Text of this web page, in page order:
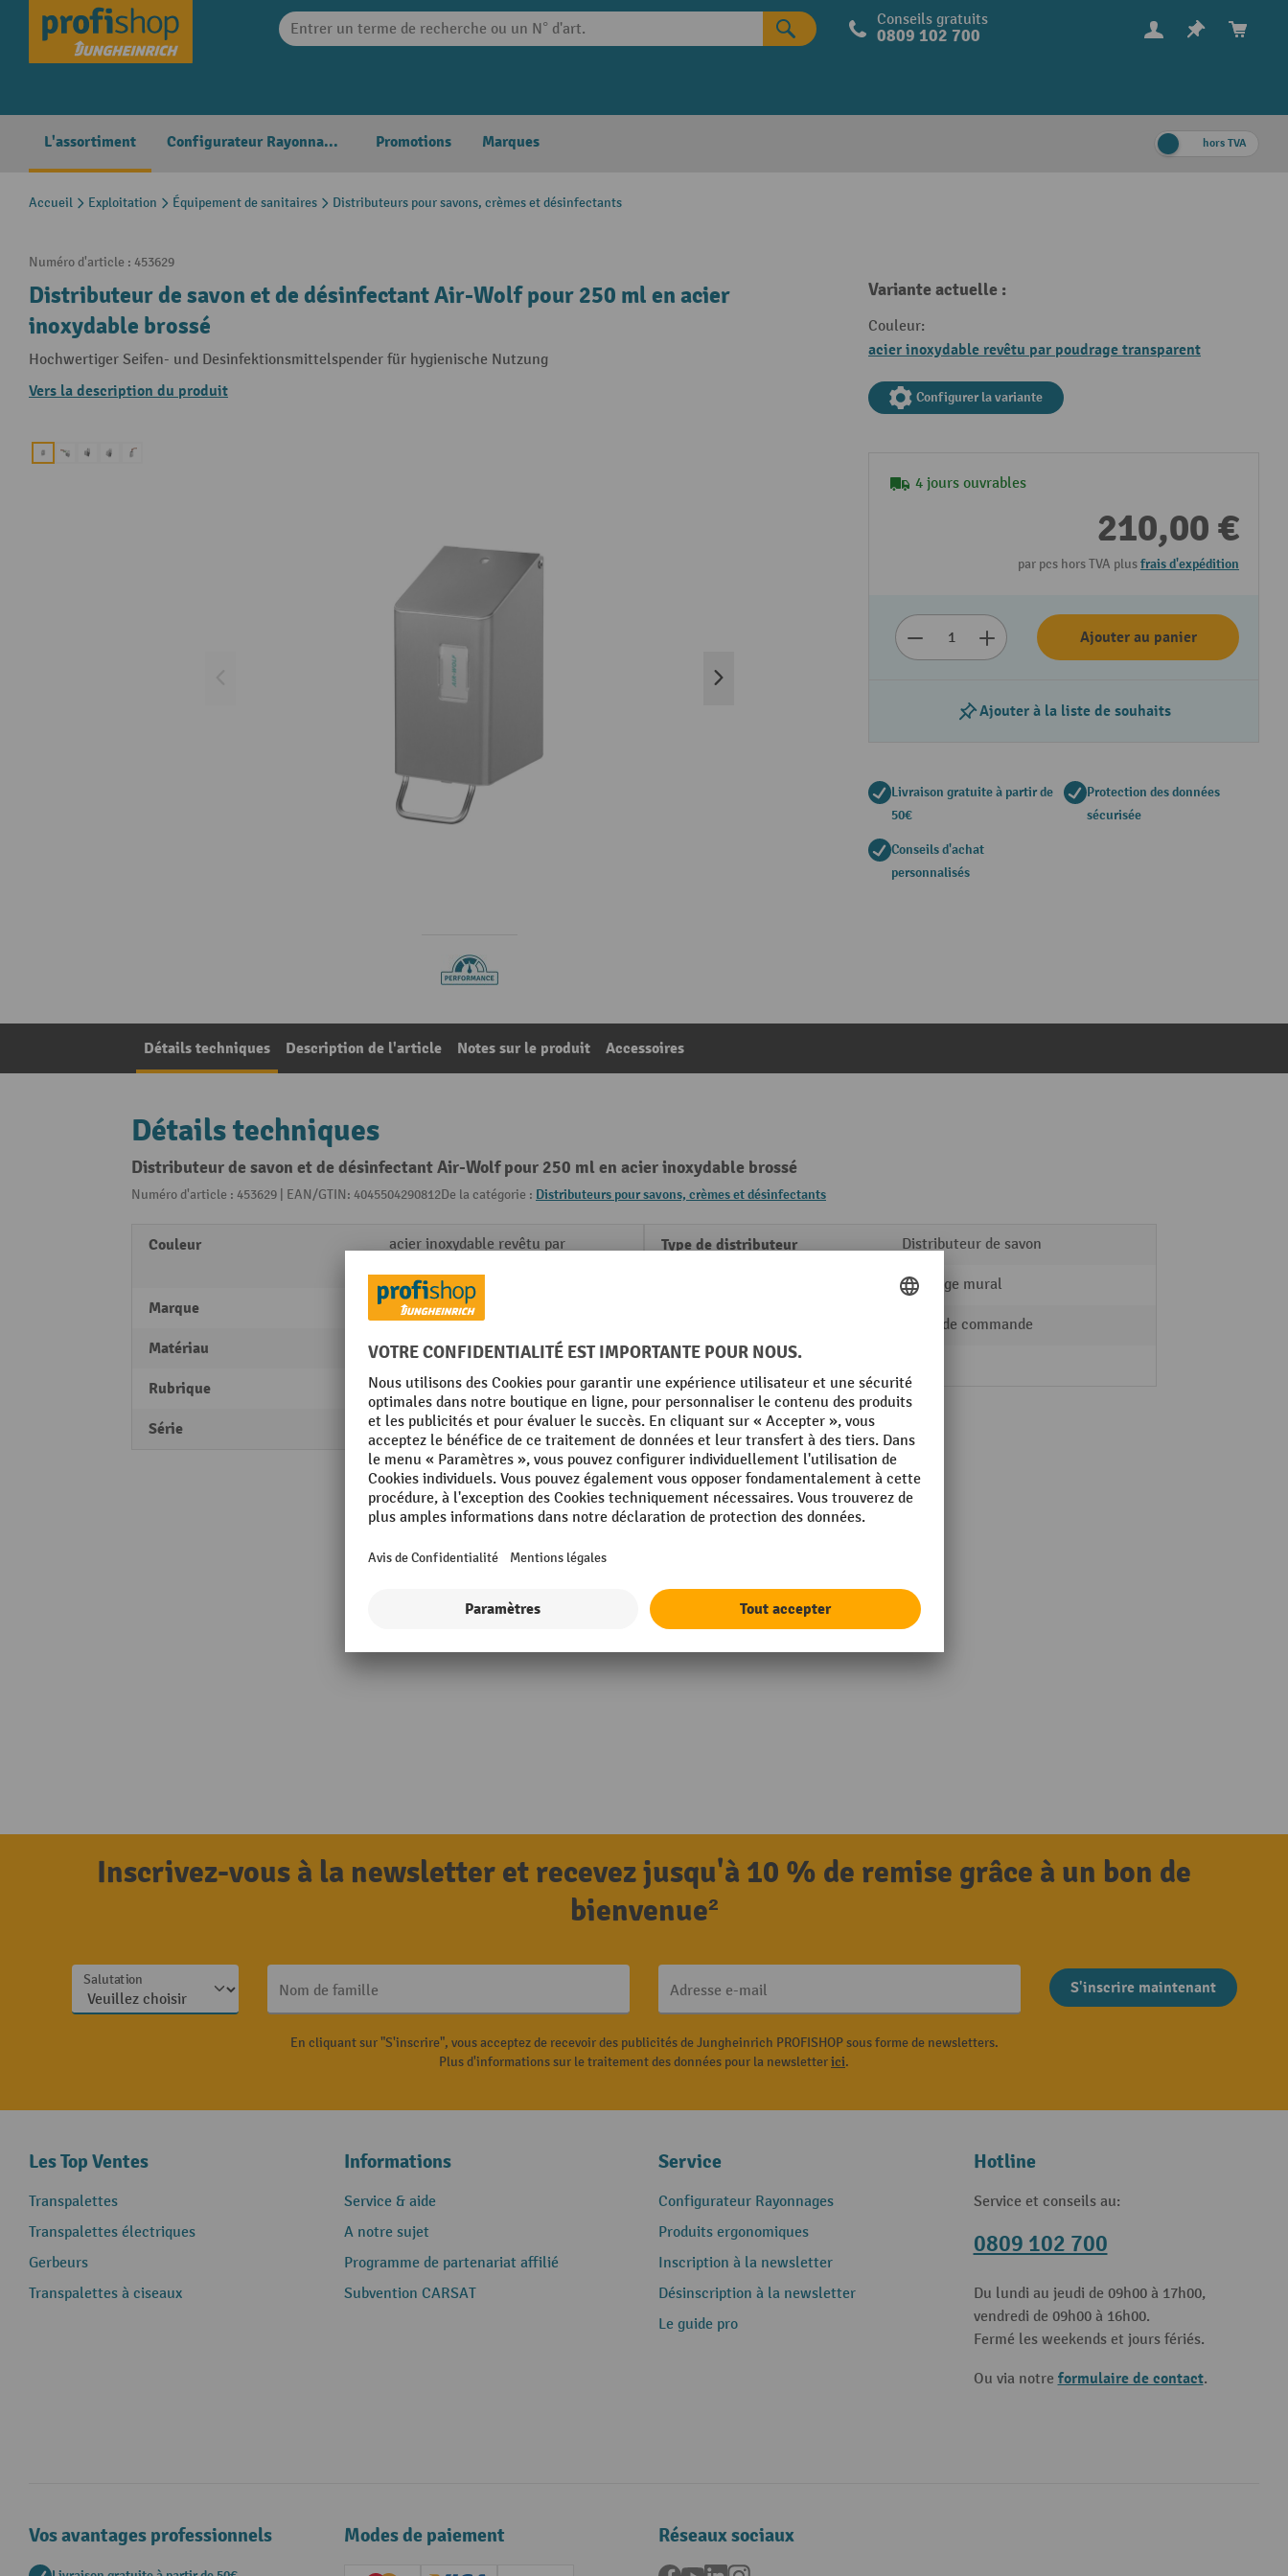
Skip to main navigation Conseils gratuits
0809 102 700
L'assortiment Configurateur Rayonnages Promotions Marques hors TVA
Accueil Exploitation Équipement de sanitaires Distributeurs pour savons, crèmes et désinfectants
Numéro d'article : 453629
Distributeur de savon et de désinfectant Air-Wolf pour 250 ml en acier
inoxydable brossé
Hochwertiger Seifen- und Desinfektionsmittelspender für hygienische Nutzung
Vers la description du produit
Variante actuelle :
Couleur:
acier inoxydable revêtu par poudrage transparent
Configurer la variante
4 jours ouvrables
210,00 €
par pcs hors TVA plusfrais d'expédition
Ajouter au panier
Ajouter à la liste de souhaits
Livraison gratuite à partir de
50€
Protection des données
sécurisée
Conseils d'achat
personnalisés
Détails techniques Description de l'article Notes sur le produit Accessoires
Détails techniques
Distributeur de savon et de désinfectant Air-Wolf pour 250 ml en acier inoxydable brossé
Numéro d'article : 453629 | EAN/GTIN: 4045504290812De la catégorie : Distributeurs pour savons, crèmes et désinfectants
Couleur
acier inoxydable revêtu par
Marque Air-Wolf
Matériau Acier inox
Rubrique Performance
Série série Omega
Type de distributeur Distributeur de savon
Montage mural
levier de commande
Inscrivez-vous à la newsletter et recevez jusqu'à 10 % de remise grâce à un bon de
bienvenue²
Salutation
Nom de famille Adresse e-mail S'inscrire maintenant
En cliquant sur "S'inscrire", vous acceptez de recevoir des publicités de Jungheinrich PROFISHOP sous forme de newsletters.
Plus d'informations sur le traitement des données pour la newsletterici.
Les Top Ventes
Transpalettes
Transpalettes électriques
Gerbeurs
Transpalettes à ciseaux
Informations
Service & aide
A notre sujet
Programme de partenariat affilié
Subvention CARSAT
Service
Configurateur Rayonnages
Produits ergonomiques
Inscription à la newsletter
Désinscription à la newsletter
Le guide pro
Hotline
Service et conseils au:
0809 102 700
Du lundi au jeudi de 09h00 à 17h00,
vendredi de 09h00 à 16h00.
Fermé les weekends et jours fériés.
Ou via notre formulaire de contact.
Vos avantages professionnels Modes de paiement Réseaux sociaux